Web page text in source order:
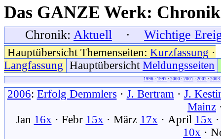
Das GANZE Werk:
Chronik: Aktuell · Wichtige
Hauptübersicht Themenseiten: Kurzfassung ·
Langfassung Hauptübersicht Meldungsseiten
1996 · 1997 · 2000 · 2001 · 2002 · 2003
2006: Erfolg Demmlers · J. Bertram · J.
Mainz
Jan 16x · Febr 15x · März 17x · April 15x
10x ·